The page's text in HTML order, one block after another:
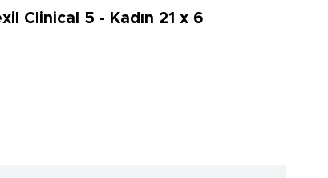
Clinical 5 - Kadın 21 x 6